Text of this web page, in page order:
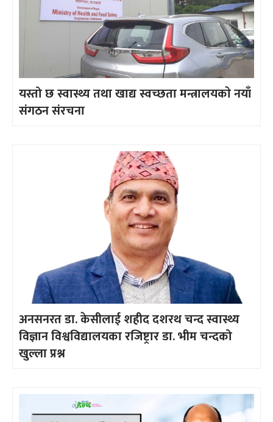
यस्तो छ स्वास्थ्य तथा खाद्य स्वच्छता मन्त्रालयकाे नयाँ
संगठन संरचना
अनसनरत डा. केसीलाई शहीद दशरथ चन्द स्वास्थ्य
विज्ञान विश्वविद्यालयका रजिष्ट्रार डा. भीम चन्दको
खुल्ला प्रश्न